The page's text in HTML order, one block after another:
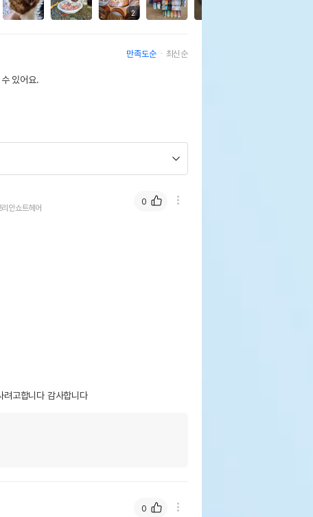
2
만족도순 최신순
있어요.
리안쇼트헤어
려고합니다 감사합니다
0
0